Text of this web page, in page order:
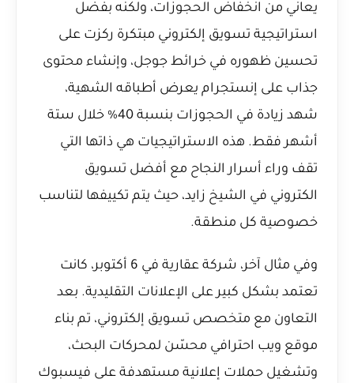
يعاني من انخفاض الحجوزات، ولكنه بفضل
استراتيجية تسويق إلكتروني مبتكرة ركزت على
تحسين ظهوره في خرائط جوجل، وإنشاء محتوى
جذاب على إنستجرام يعرض أطباقه الشهية،
شهد زيادة في الحجوزات بنسبة 40% خلال ستة
أشهر فقط. هذه الاستراتيجيات هي ذاتها التي
تقف وراء أسرار النجاح مع أفضل تسويق
الكتروني في الشيخ زايد، حيث يتم تكييفها لتناسب
خصوصية كل منطقة.
وفي مثال آخر، شركة عقارية في 6 أكتوبر، كانت
تعتمد بشكل كبير على الإعلانات التقليدية. بعد
التعاون مع متخصص تسويق إلكتروني، تم بناء
موقع ويب احترافي محسّن لمحركات البحث،
وتشغيل حملات إعلانية مستهدفة على فيسبوك